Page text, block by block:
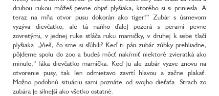
druhou rukou môžeš pevne objať plyšiaka, ktorého si si priniesla. A
teraz na mňa otvor pusu dokorán ako tiger!“ Zubár s úsmevom
vyzýva dievčatko, ale tá naňho ďalej pozerá s perami pevne
zovretými, v jednej ruke stláča ruku mamičky, v druhej k sebe tlačí
plyšiaka. „Vieš, čo sme si sľúbili? Keď ti pán zubár zúbky prehliadne,
pôjdeme spolu do zoo a budeš môcť nakŕmiť niektoré zvieratká ako
minule,“ láka dievčatko mamička. Keď ju ale zubár vyzve znovu na
otvorenie pusy, tak len odmietavo zavrtí hlavou a začne plakať.
Možno podobnú situáciu sami poznáte od svojho dieťaťa. Strach zo
zubára je silnejší ako všetko ostatné.